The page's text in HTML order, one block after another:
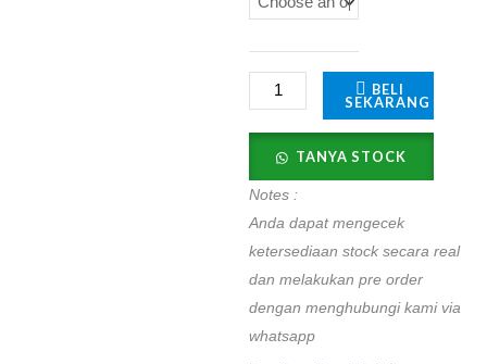
Zipped
Seaweed
quantity
BELI
SEKARANG
TANYA STOCK
Notes :
Anda dapat mengecek
ketersediaan stock secara real
dan melakukan pre order
dengan menghubungi kami via
whatsapp